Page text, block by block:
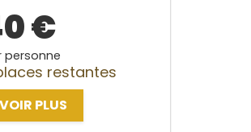
€
personne
restantes
VOIR PLUS